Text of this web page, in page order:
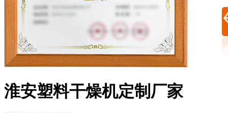
淮安塑料干燥机定制厂家